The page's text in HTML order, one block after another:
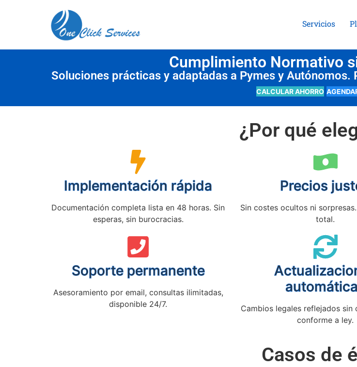
Servicios
Cumplimiento Normativo
Soluciones prácticas y adaptadas a Pymes y
CALCULAR AHORRO
¿Por qué
Implementación rápida
Documentación completa lista en 48 horas. Sin
esperas, sin burocracias.
Precios
Sin costes ocultos ni
total.
Soporte permanente
Asesoramiento por email, consultas ilimitadas,
disponible 24/7.
Cambios legales reflejados sin
conforme a ley.
Casos de